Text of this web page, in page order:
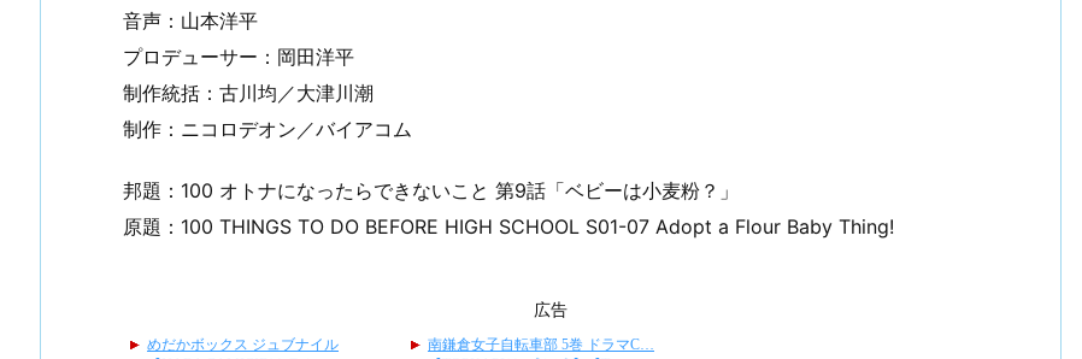
音声：山本洋平
プロデューサー：岡田洋平
制作統括：古川均／大津川潮
制作：ニコロデオン／バイアコム
邦題：100 オトナになったらできないこと 第9話「ベビーは小麦粉？」
原題：100 THINGS TO DO BEFORE HIGH SCHOOL S01-07 Adopt a Flour Baby Thing!
広告